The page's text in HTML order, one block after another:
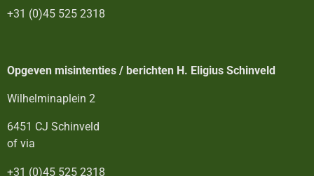
+31 (0)45 525 2318
Opgeven misintenties / berichten H. Eligius Schinveld
Wilhelminaplein 2
6451 CJ Schinveld
of via
+31 (0)45 525 2318